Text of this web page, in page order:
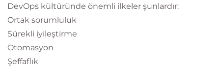
DevOps kültüründe önemli ilkeler şunlardır:
Ortak sorumluluk
Sürekli iyileştirme
Otomasyon
Şeffaflık